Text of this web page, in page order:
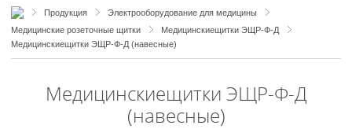
Продукция
Электрооборудование для медицины
Медицинские розеточные щитки
Медицинскиещитки ЭЩР-Ф-Д
Медицинскиещитки ЭЩР-Ф-Д (навесные)
Медицинскиещитки ЭЩР-Ф-Д
(навесные)